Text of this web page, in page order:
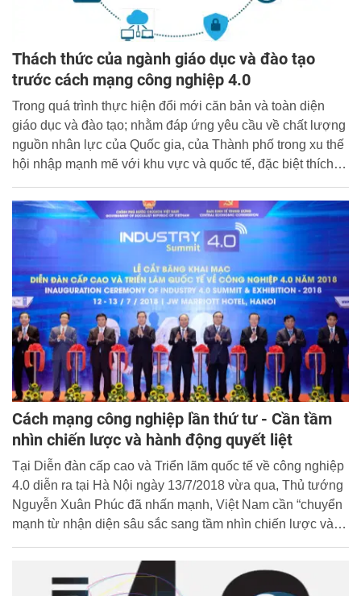
Thách thức của ngành giáo dục và đào tạo
trước cách mạng công nghiệp 4.0
Trong quá trình thực hiện đổi mới căn bản và toàn diện
giáo dục và đào tạo; nhằm đáp ứng yêu cầu về chất lượng
nguồn nhân lực của Quốc gia, của Thành phố trong xu thế
hội nhập mạnh mẽ với khu vực và quốc tế, đặc biệt thích
giáo dục đào tạo cả nước nói chung và giáo dục - đào tạo
Hải Phòng nói riêng đang đứng trước nhiều thách thức rất
lớn. Vấn đề đáng lo ngại của nhiều nhà quản lý, lãnh đạo
là khó có thể dự đoán được các kỹ năng mà thị trường lao
động sẽ cần trong tương lai gần.
Cách mạng công nghiệp lần thứ tư - Cần tầm
nhìn chiến lược và hành động quyết liệt
Tại Diễn đàn cấp cao và Triển lãm quốc tế về công nghiệp
4.0 diễn ra tại Hà Nội ngày 13/7/2018 vừa qua, Thủ tướng
Nguyễn Xuân Phúc đã nhấn mạnh, Việt Nam cần “chuyển
mạnh từ nhận diện sâu sắc sang tầm nhìn chiến lược và
và lên kịp chuyến tàu Cách mạng công nghiệp 4.0 với các
nước trong khu vực và thế giới.